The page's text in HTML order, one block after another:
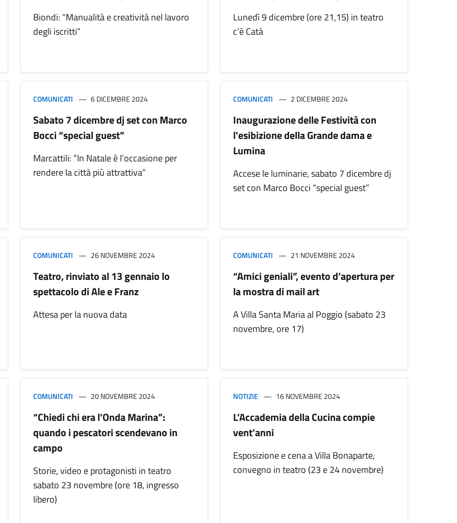
Biondi: “Manualità e creatività nel lavoro
degli iscritti”
Lunedì 9 dicembre (ore 21,15) in teatro
c’è Catà
COMUNICATI 6 DICEMBRE 2024
Sabato 7 dicembre dj set con Marco
Bocci “special guest”
Marcattili: “In Natale è l’occasione per
rendere la città più attrattiva”
COMUNICATI 2 DICEMBRE 2024
Inaugurazione delle Festività con
l'esibizione della Grande dama e
Lumina
Accese le luminarie, sabato 7 dicembre dj
set con Marco Bocci “special guest”
COMUNICATI 26 NOVEMBRE 2024
Teatro, rinviato al 13 gennaio lo
spettacolo di Ale e Franz
Attesa per la nuova data
COMUNICATI 21 NOVEMBRE 2024
“Amici geniali”, evento d’apertura per
la mostra di mail art
A Villa Santa Maria al Poggio (sabato 23
novembre, ore 17)
COMUNICATI 20 NOVEMBRE 2024
“Chiedi chi era l’Onda Marina”:
quando i pescatori scendevano in
campo
Storie, video e protagonisti in teatro
sabato 23 novembre (ore 18, ingresso
libero)
NOTIZIE 16 NOVEMBRE 2024
L’Accademia della Cucina compie
vent’anni
Esposizione e cena a Villa Bonaparte,
convegno in teatro (23 e 24 novembre)